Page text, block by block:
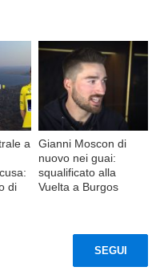
a
di
Gianni Moscon di
nuovo nei guai:
squalificato alla
Vuelta a Burgos
SEGUI